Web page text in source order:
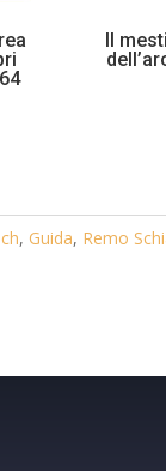
Il
, Guida, Remo